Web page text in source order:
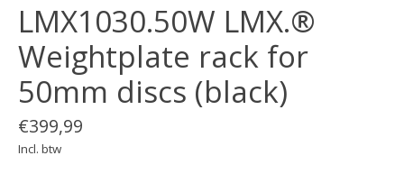
LMX1030.50W LMX.®
Weightplate rack for
50mm discs (black)
€399,99
Incl. btw